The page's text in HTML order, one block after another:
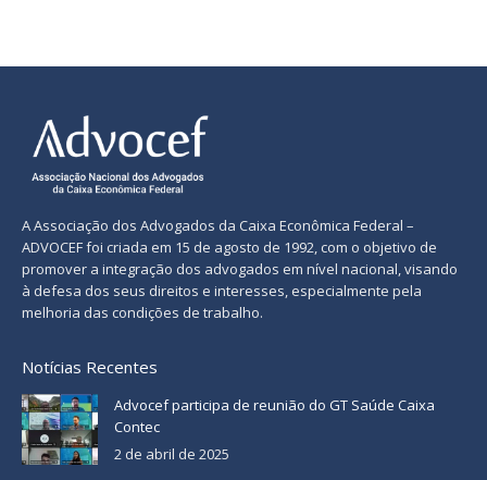
A Associação dos Advogados da Caixa Econômica Federal –
ADVOCEF foi criada em 15 de agosto de 1992, com o objetivo de
promover a integração dos advogados em nível nacional, visando
à defesa dos seus direitos e interesses, especialmente pela
melhoria das condições de trabalho.
Notícias Recentes
Advocef participa de reunião do GT Saúde Caixa
Contec
2 de abril de 2025